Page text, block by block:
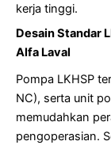
kerja tinggi.
Desain Standar
Alfa Laval
Pompa LKHSP
NC), serta unit
memudahkan
pengoperasian.